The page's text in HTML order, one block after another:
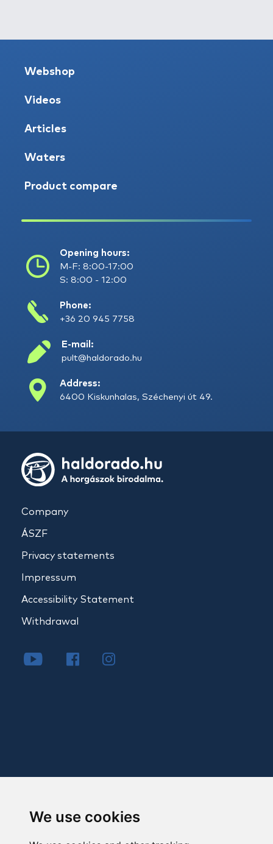
We use cookies
Webshop
Videos
Articles
Waters
Product compare
Opening hours:
M-F: 8:00-17:00
S: 8:00 - 12:00
Phone:
+36 20 945 7758
E-mail:
pult@haldorado.hu
Address:
6400 Kiskunhalas, Széchenyi út 49.
Company
ÁSZF
Privacy statements
Impressum
Accessibility Statement
Withdrawal